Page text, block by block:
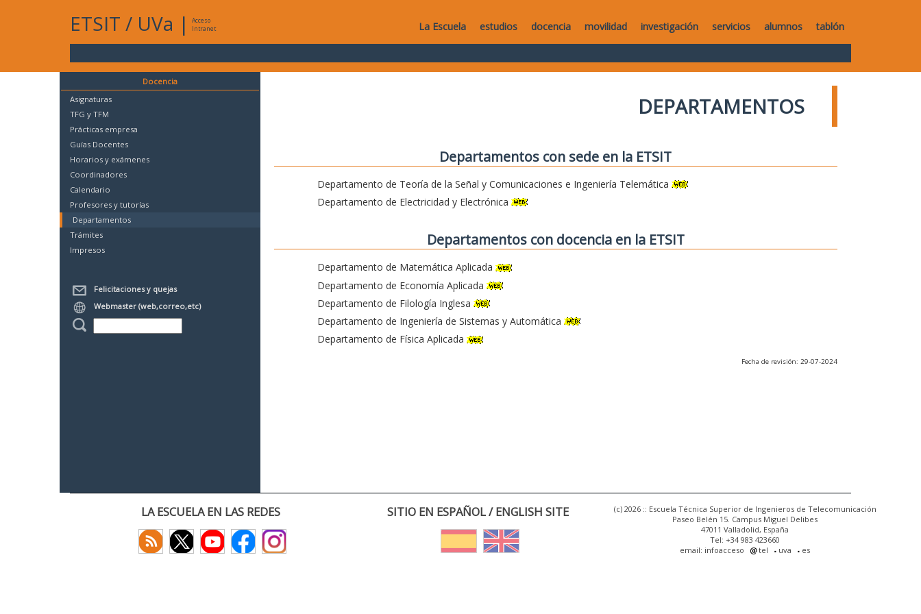
ETSIT / UVa |
Acceso
Intranet
La Escuela estudios docencia movilidad investigación servicios alumnos tablón
Docencia
Asignaturas
TFG y TFM
Prácticas empresa
Guías Docentes
Horarios y exámenes
Coordinadores
Calendario
Profesores y tutorías
Departamentos
Trámites
Impresos
Felicitaciones y quejas
Webmaster (web,correo,etc)
DEPARTAMENTOS
Departamentos con sede en la ETSIT
Departamento de Teoría de la Señal y Comunicaciones e Ingeniería Telemática
Departamento de Electricidad y Electrónica
Departamentos con docencia en la ETSIT
Departamento de Matemática Aplicada
Departamento de Economía Aplicada
Departamento de Filología Inglesa
Departamento de Ingeniería de Sistemas y Automática
Departamento de Física Aplicada
Fecha de revisión: 29-07-2024
LA ESCUELA EN LAS REDES SITIO EN ESPAÑOL / ENGLISH SITE
(c) 2026 :: Escuela Técnica Superior de Ingenieros de Telecomunicación
Paseo Belén 15. Campus Miguel Delibes
47011 Valladolid, España
Tel: +34 983 423660
email: infoacceso
tel uva es